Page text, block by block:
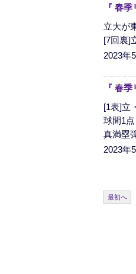
『 春
立大が
[7回裏]
2023年
『 春
[1表]立
球間1
真満塁
2023年
最初へ